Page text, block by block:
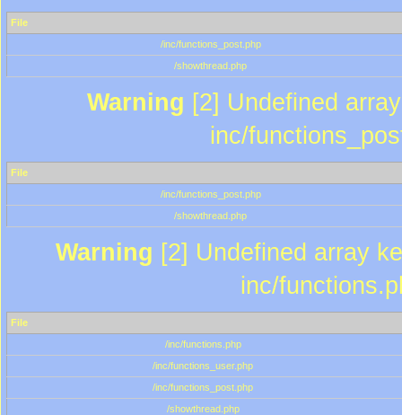
File
/inc/functions_post.php
/showthread.php
Warning [2] Undefined
inc/
File
/inc/functions_post.php
/showthread.php
Warning [2] Undefined array
inc/
File
/inc/functions.php
/inc/functions_user.php
/inc/functions_post.php
/showthread.php